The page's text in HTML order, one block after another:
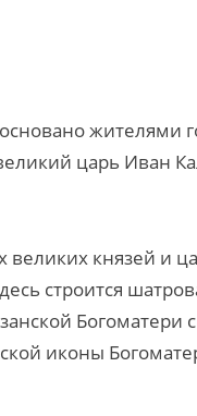
жителями
царь Иван
великих князей и
строится
Богоматери
иконы